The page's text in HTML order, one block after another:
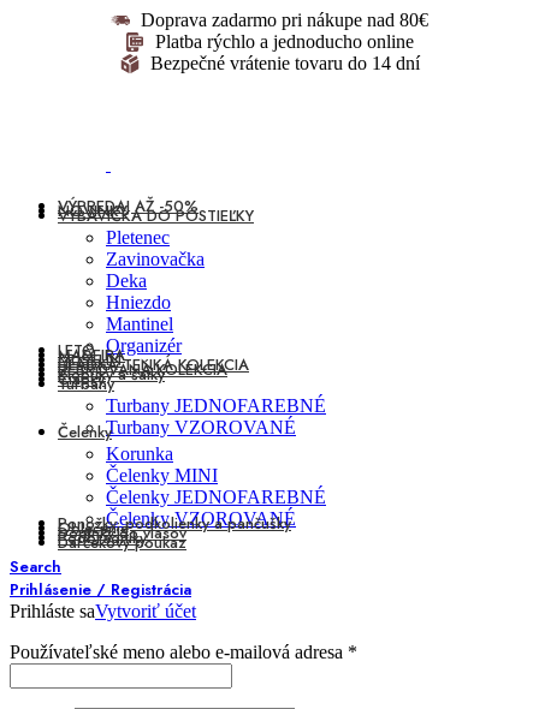
Doprava zadarmo pri nákupe nad 80€
Platba rýchlo a jednoducho online
Bezpečné vrátenie tovaru do 14 dní
VÝPREDAJ AŽ -50%
NOVINKY
VÝBAVIČKA DO POSTIEĽKY
Pletenec
Zavinovačka
Deka
Hniezdo
Mantinel
Organizér
LETO
MADEIRA
MUŠELÍN
HLADKÁ TENKÁ KOLEKCIA
REBROVANÁ KOLEKCIA
Klobúky a šatky
Čiapky
Turbany
Turbany JEDNOFAREBNÉ
Turbany VZOROVANÉ
Čelenky
Korunka
Čelenky MINI
Čelenky JEDNOFAREBNÉ
Čelenky VZOROVANÉ
Ponožky, podkolienky a pančušky
Oblečenie
Doplnky do vlasov
Podbradníky
Darčekový poukaz
Search
Prihlásenie / Registrácia
Prihláste saVytvoriť účet
Používateľské meno alebo e-mailová adresa *